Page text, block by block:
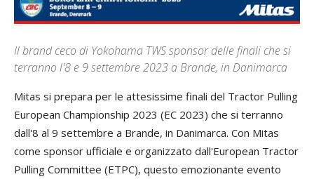
Il brand ceco di Yokohama TWS sponsor delle finali che si
terranno l'8 e 9 settembre 2023 a Brande, in Danimarca
Mitas si prepara per le attesissime finali del Tractor Pulling
European Championship 2023 (EC 2023) che si terranno
dall'8 al 9 settembre a Brande, in Danimarca. Con Mitas
come sponsor ufficiale e organizzato dall'European Tractor
Pulling Committee (ETPC), questo emozionante evento